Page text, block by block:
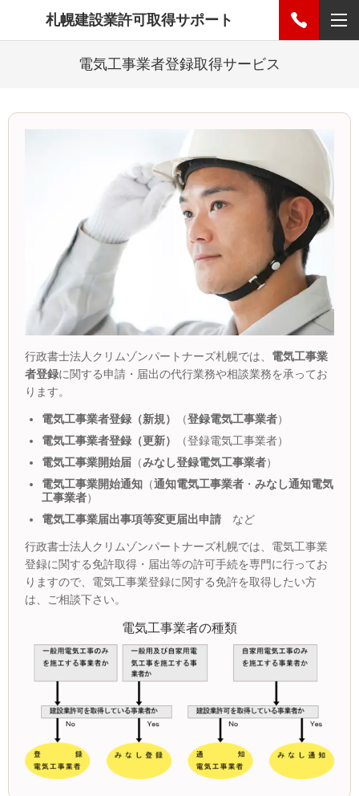
札幌建設業許可取得サポート
電気工事業者登録取得サービス
行政書士法人クリムゾンパートナーズ札幌では、 電気工事業
者登録に関する申請・届出の代行業務や相談業務を承ってお
ります。
電気工事業者登録（新規） （登録電気工事業者）
電気工事業者登録（更新）
（登録電気工事業者）
電気工事業開始届 （みなし登録電気工事業者）
電気工事業開始通知 （通知電気工事業者 ・ みなし通知電気
工事業者）
電気工事業届出事項等変更届出申請 など
行政書士法人クリムゾンパートナーズ札幌では、電気工事業
登録に関する免許取得・届出等の許可手続を専門に行ってお
りますので、電気工事業登録に関する免許を取得したい方
は、ご相談下さい。
電気工事業者の種類